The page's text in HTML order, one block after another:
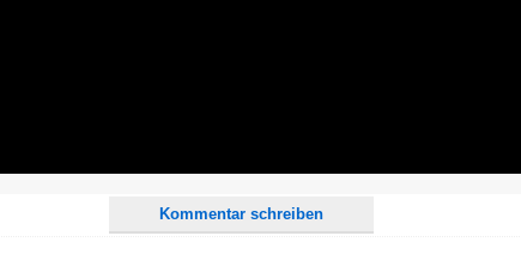
Kommentar schreiben